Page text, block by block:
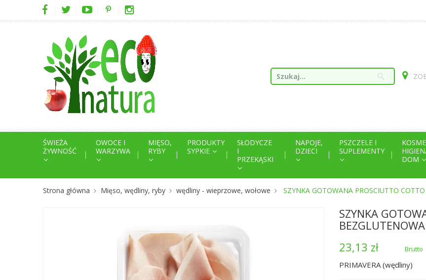
search
ŚWIEŻA
ŻYWNOŚĆ
OWOCE I
WARZYWA
MIĘSO,
RYBY
PRODUKTY
SYPKIE
SŁODYCZE
I
PRZEKĄSKI
NAPOJE,
DZIECI
PSZCZELE I
SUPLEMENTY
DOM
Strona główna Mięso, wędliny, ryby wędliny - wieprzowe, wołowe SZYNKA GOTOWANA PROSCIUTTO
SZYNKA
23,13 zł
Brutto
PRIMAVERA (wędliny)